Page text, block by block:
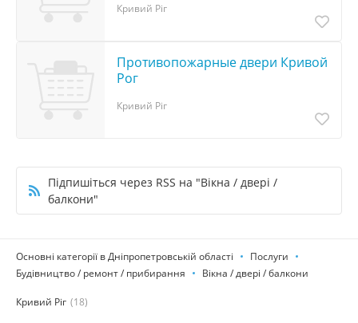
Кривий Ріг
Противопожарные двери Кривой
Рог
Кривий Ріг
Підпишіться через RSS на "Вікна / двері /
балкони"
Основні категорії в Дніпропетровській області
Послуги
Будівництво / ремонт / прибирання
Вікна / двері / балкони
Кривий Ріг (18)